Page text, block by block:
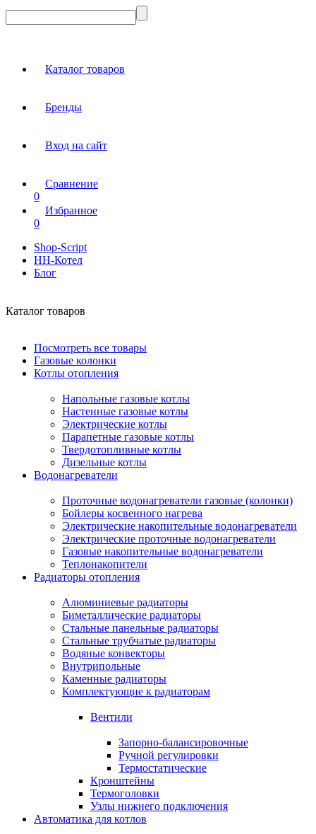
Каталог товаров
Бренды
Вход на сайт
Сравнение
0
Избранное
0
Shop-Script
НН-Котел
Блог
Каталог товаров
Посмотреть все товары
Газовые колонки
Котлы отопления
Напольные газовые котлы
Настенные газовые котлы
Электрические котлы
Парапетные газовые котлы
Твердотопливные котлы
Дизельные котлы
Водонагреватели
Проточные водонагреватели газовые (колонки)
Бойлеры косвенного нагрева
Электрические накопительные водонагреватели
Электрические проточные водонагреватели
Газовые накопительные водонагреватели
Теплонакопители
Радиаторы отопления
Алюминиевые радиаторы
Биметаллические радиаторы
Стальные панельные радиаторы
Стальные трубчатые радиаторы
Водяные конвекторы
Внутрипольные
Каменные радиаторы
Комплектующие к радиаторам
Вентили
Запорно-балансировочные
Ручной регулировки
Термостатические
Кронштейны
Термоголовки
Узлы нижнего подключения
Автоматика для котлов